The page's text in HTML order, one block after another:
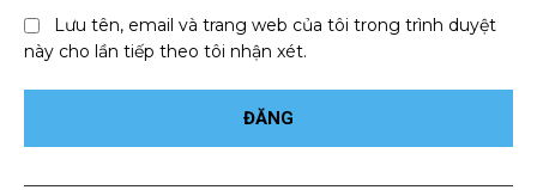
Lưu tên, email và trang web của tôi trong trình duyệt
này cho lần tiếp theo tôi nhận xét.